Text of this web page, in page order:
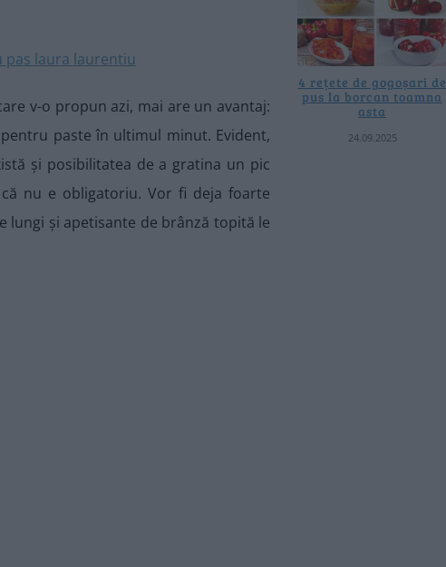
v-o propun azi, mai are un avantaj:
paste în ultimul minut. Evident,
și posibilitatea de a gratina un pic
nu e obligatoriu. Vor fi deja foarte
lungi și apetisante de brânză topită le
4 rețete de gogoșari de
pus la borcan toamna
asta
24.09.2025